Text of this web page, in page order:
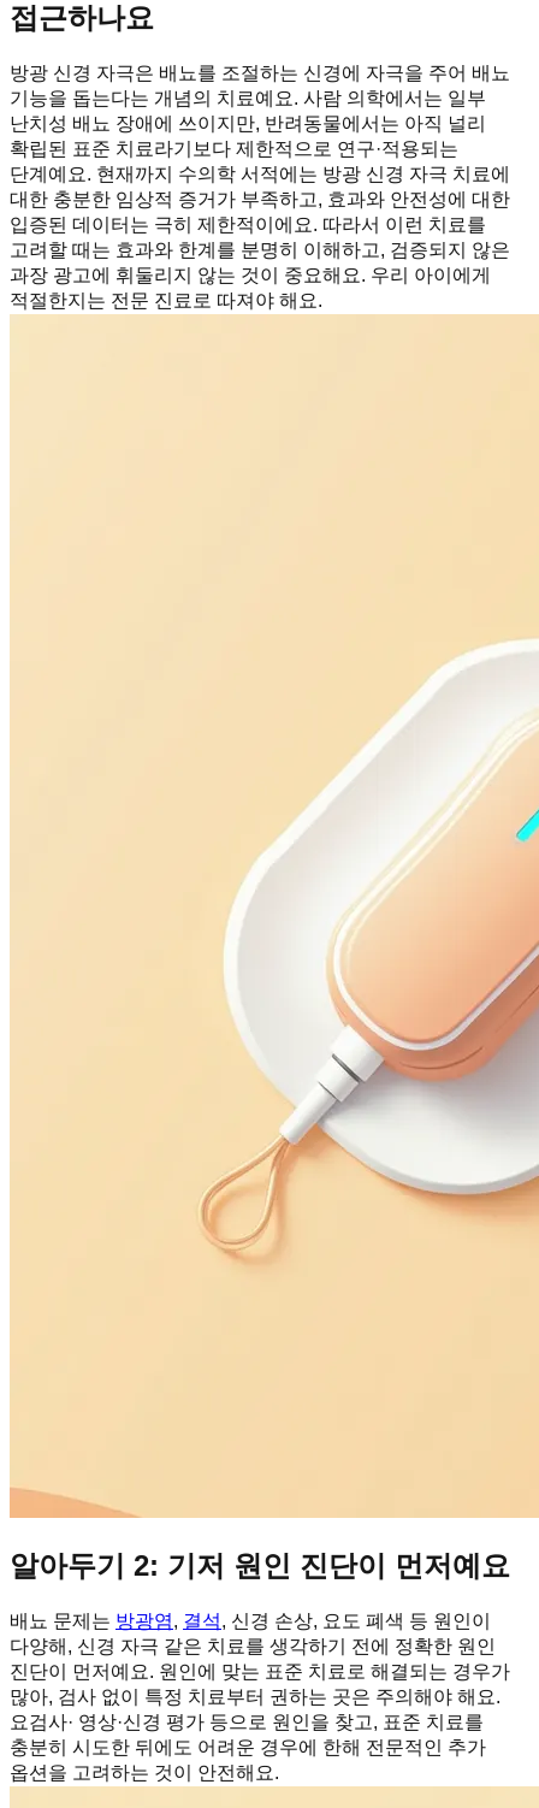
접근하나요
방광 신경 자극은 배뇨를 조절하는 신경에 자극을 주어 배뇨
기능을 돕는다는 개념의 치료예요. 사람 의학에서는 일부
난치성 배뇨 장애에 쓰이지만, 반려동물에서는 아직 널리
확립된 표준 치료라기보다 제한적으로 연구·적용되는
단계예요. 현재까지 수의학 서적에는 방광 신경 자극 치료에
대한 충분한 임상적 증거가 부족하고, 효과와 안전성에 대한
입증된 데이터는 극히 제한적이에요. 따라서 이런 치료를
고려할 때는 효과와 한계를 분명히 이해하고, 검증되지 않은
과장 광고에 휘둘리지 않는 것이 중요해요. 우리 아이에게
적절한지는 전문 진료로 따져야 해요.
알아두기 2: 기저 원인 진단이 먼저예요
배뇨 문제는 방광염, 결석, 신경 손상, 요도 폐색 등 원인이
다양해, 신경 자극 같은 치료를 생각하기 전에 정확한 원인
진단이 먼저예요. 원인에 맞는 표준 치료로 해결되는 경우가
많아, 검사 없이 특정 치료부터 권하는 곳은 주의해야 해요.
요검사· 영상·신경 평가 등으로 원인을 찾고, 표준 치료를
충분히 시도한 뒤에도 어려운 경우에 한해 전문적인 추가
옵션을 고려하는 것이 안전해요.